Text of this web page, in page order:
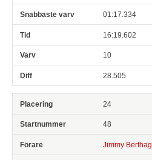
01:17.334
16:19.602
10
28.505
24
48
Jimmy Berthag